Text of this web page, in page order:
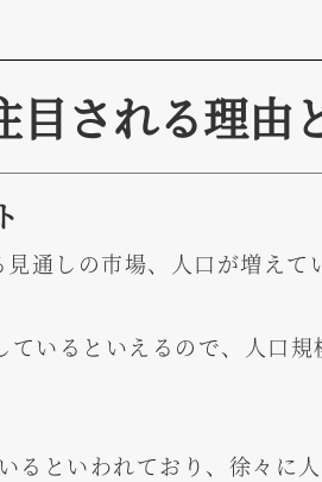
される理由
通しの市場、人口が増えて
いるといえるので、人口
といわれており、徐々に